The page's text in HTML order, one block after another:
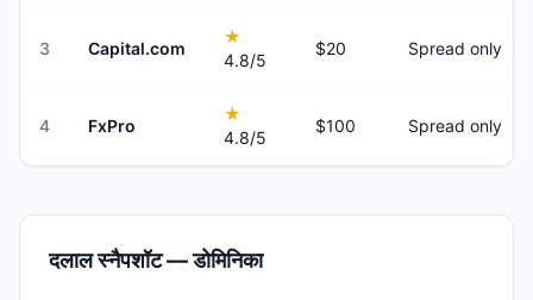
3 Capital.com
★
4.8/5
$20 Spread only
4 FxPro
★
4.8/5
$100 Spread only
दलाल स्नैपशॉट — डोमिनिका